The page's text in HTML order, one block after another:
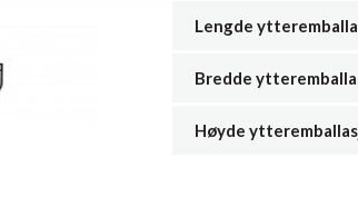
Lengde
Bredde
Høyde